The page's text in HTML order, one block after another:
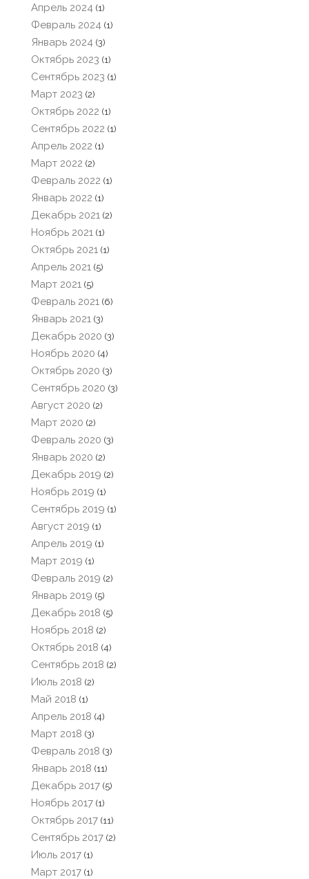
Апрель 2024 (1)
Февраль 2024 (1)
Январь 2024 (3)
Октябрь 2023 (1)
Сентябрь 2023 (1)
Март 2023 (2)
Октябрь 2022 (1)
Сентябрь 2022 (1)
Апрель 2022 (1)
Март 2022 (2)
Февраль 2022 (1)
Январь 2022 (1)
Декабрь 2021 (2)
Ноябрь 2021 (1)
Октябрь 2021 (1)
Апрель 2021 (5)
Март 2021 (5)
Февраль 2021 (6)
Январь 2021 (3)
Декабрь 2020 (3)
Ноябрь 2020 (4)
Октябрь 2020 (3)
Сентябрь 2020 (3)
Август 2020 (2)
Март 2020 (2)
Февраль 2020 (3)
Январь 2020 (2)
Декабрь 2019 (2)
Ноябрь 2019 (1)
Сентябрь 2019 (1)
Август 2019 (1)
Апрель 2019 (1)
Март 2019 (1)
Февраль 2019 (2)
Январь 2019 (5)
Декабрь 2018 (5)
Ноябрь 2018 (2)
Октябрь 2018 (4)
Сентябрь 2018 (2)
Июль 2018 (2)
Май 2018 (1)
Апрель 2018 (4)
Март 2018 (3)
Февраль 2018 (3)
Январь 2018 (11)
Декабрь 2017 (5)
Ноябрь 2017 (1)
Октябрь 2017 (11)
Сентябрь 2017 (2)
Июль 2017 (1)
Март 2017 (1)